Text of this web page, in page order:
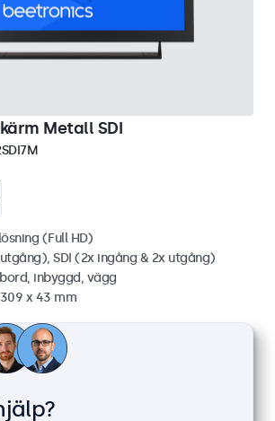
Metall SDI
(Full HD)
SDI (2x ingång & 2x utgång)
inbyggd, vägg
x 43 mm